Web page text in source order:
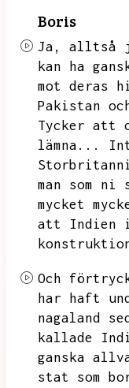
Boris
Ja, alltså
kan ha
mot deras
Pakistan
Tycker att
lämna...
man som
mycket
att Indien
Och
har haft
nagaland
kallade
ganska
stat som